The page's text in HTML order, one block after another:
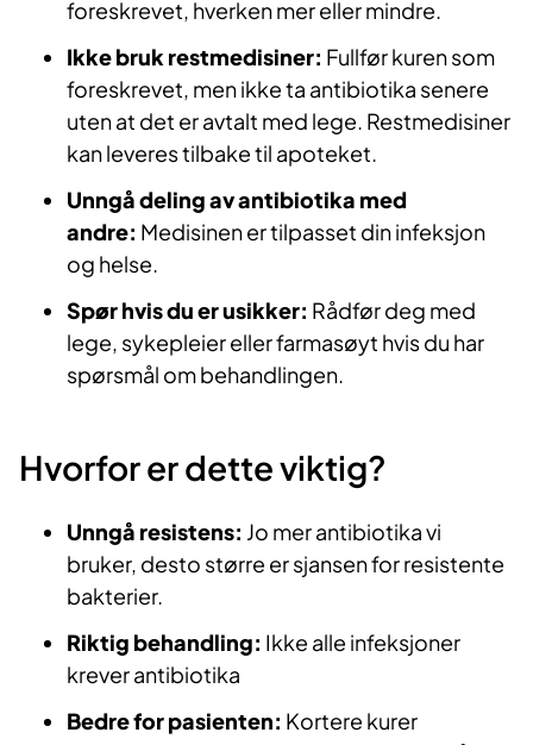
foreskrevet, hverken mer eller mindre.
Ikke bruk restmedisiner: Fullfør kuren som
foreskrevet, men ikke ta antibiotika senere
uten at det er avtalt med lege. Restmedisiner
kan leveres tilbake til apoteket.
Unngå deling av antibiotika med
andre: Medisinen er tilpasset din infeksjon
og helse.
Spør hvis du er usikker: Rådfør deg med
lege, sykepleier eller farmasøyt hvis du har
spørsmål om behandlingen.
Hvorfor er dette viktig?
Unngå resistens: Jo mer antibiotika vi
bruker, desto større er sjansen for resistente
bakterier.
Riktig behandling: Ikke alle infeksjoner
krever antibiotika
Bedre for pasienten: Kortere kurer